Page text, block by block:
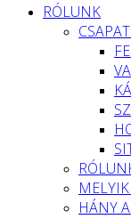
RÓLUNK
HÁNY